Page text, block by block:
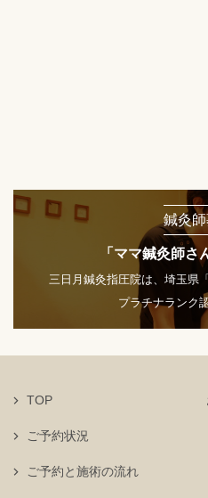
鍼灸
「ママ鍼灸師さ
三日月鍼灸指圧院は、埼玉県
プラチナランク認
TOP
ご予約状況
ご予約と施術の流れ